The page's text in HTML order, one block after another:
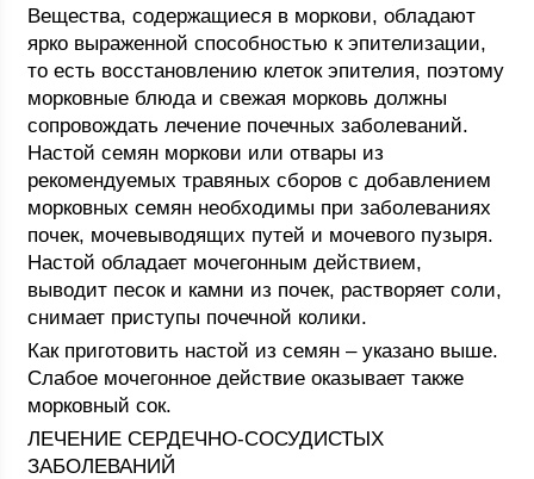
Вещества, содержащиеся в моркови, обладают
ярко выраженной способностью к эпителизации,
то есть восстановлению клеток эпителия, поэтому
морковные блюда и свежая морковь должны
сопровождать лечение почечных заболеваний.
Настой семян моркови или отвары из
рекомендуемых травяных сборов с добавлением
морковных семян необходимы при заболеваниях
почек, мочевыводящих путей и мочевого пузыря.
Настой обладает мочегонным действием,
выводит песок и камни из почек, растворяет соли,
снимает приступы почечной колики.
Как приготовить настой из семян – указано выше.
Слабое мочегонное действие оказывает также
морковный сок.
ЛЕЧЕНИЕ СЕРДЕЧНО-СОСУДИСТЫХ
ЗАБОЛЕВАНИЙ